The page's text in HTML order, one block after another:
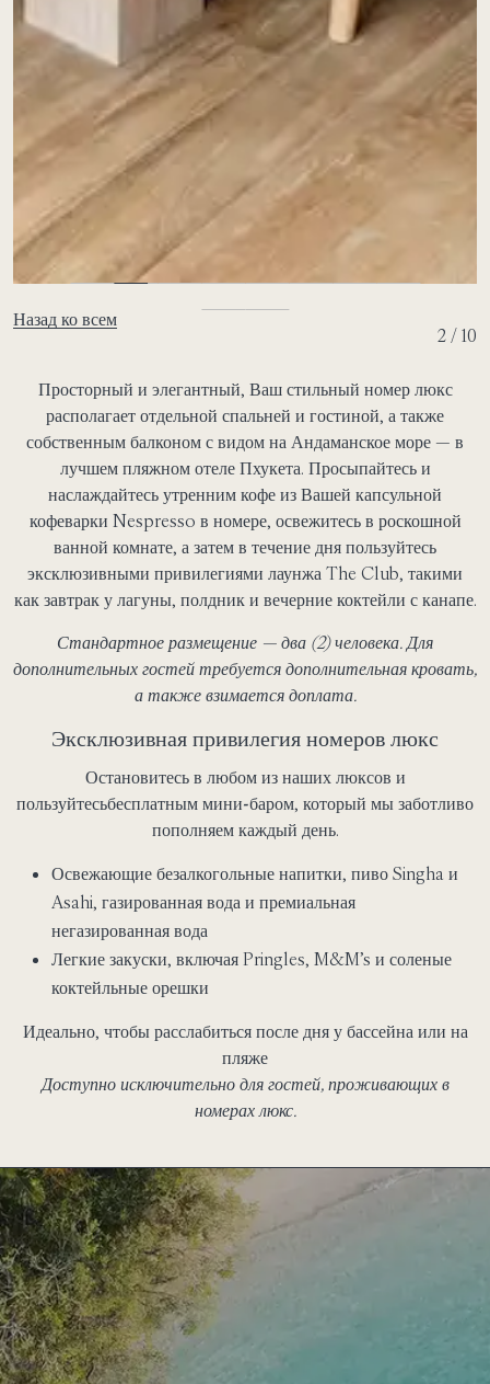
Назад ко всем
2 / 10
Просторный и элегантный, Ваш стильный номер люкс
располагает отдельной спальней и гостиной, а также
собственным балконом с видом на Андаманское море — в
лучшем пляжном отеле Пхукета. Просыпайтесь и
наслаждайтесь утренним кофе из Вашей капсульной
кофеварки Nespresso в номере, освежитесь в роскошной
ванной комнате, а затем в течение дня пользуйтесь
эксклюзивными привилегиями лаунжа The Club, такими
как завтрак у лагуны, полдник и вечерние коктейли с канапе.
Стандартное размещение — два (2) человека. Для
дополнительных гостей требуется дополнительная кровать,
а также взимается доплата.
Эксклюзивная привилегия номеров люкс
Остановитесь в любом из наших люксов и
пользуйтесьбесплатным мини-баром, который мы заботливо
пополняем каждый день.
Освежающие безалкогольные напитки, пиво Singha и
Asahi, газированная вода и премиальная
негазированная вода
Легкие закуски, включая Pringles, M&M’s и соленые
коктейльные орешки
Идеально, чтобы расслабиться после дня у бассейна или на
пляже
Доступно исключительно для гостей, проживающих в
номерах люкс.